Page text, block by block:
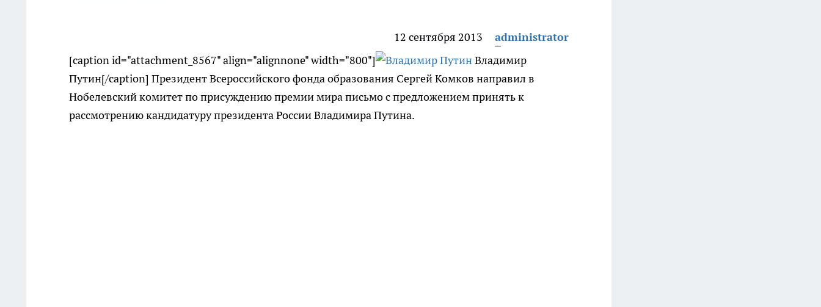
12 сентября 2013
administrator
[caption id="attachment_8567" align="alignnone" width="800"]
Владимир
Путин[/caption] Президент Всероссийского фонда образования Сергей Комков направил в
Нобелевский комитет по присуждению премии мира письмо с предложением принять к
рассмотрению кандидатуру президента России Владимира Путина.